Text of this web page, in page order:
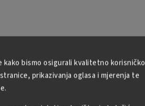
kako bismo osigurali kvalitetno korisničko
prikazivanja oglasa i mjerenja te